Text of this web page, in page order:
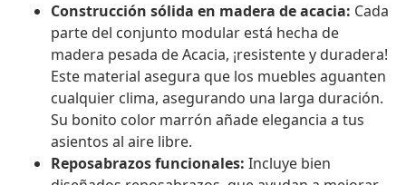
Construcción sólida en madera de acacia: Cada
parte del conjunto modular está hecha de
madera pesada de Acacia, ¡resistente y duradera!
Este material asegura que los muebles aguanten
cualquier clima, asegurando una larga duración.
Su bonito color marrón añade elegancia a tus
asientos al aire libre.
Reposabrazos funcionales: Incluye bien